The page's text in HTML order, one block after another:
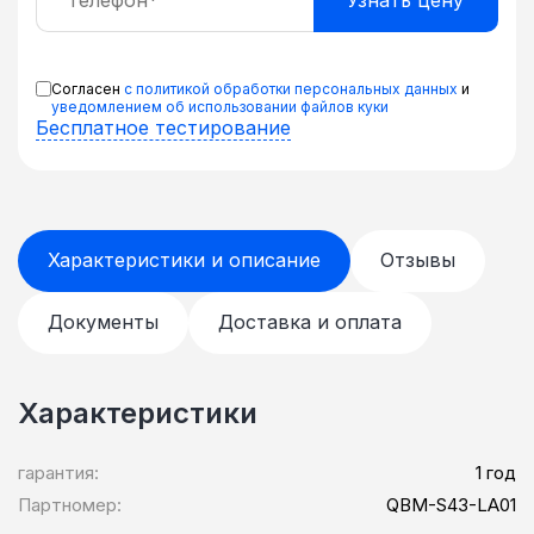
Согласен с политикой обработки персональных данных и
уведомлением об использовании файлов куки
Бесплатное тестирование
Характеристики и описание Отзывы
Документы Доставка и оплата
Характеристики
гарантия:
1 год
Партномер:
QBM-S43-LA01